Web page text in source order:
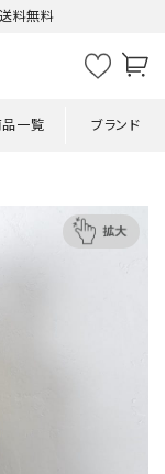
料無料
品一覧 ブランド